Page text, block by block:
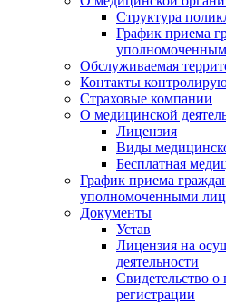
Структура
График приема
Обслуживаемая
Контакты
Страховые компании
О медицинской
Лицензия
Виды
Бесплатная
График приема
уполномоченными
Документы
Устав
Лицензия на
деятельности
Свидетельство о
регистрации